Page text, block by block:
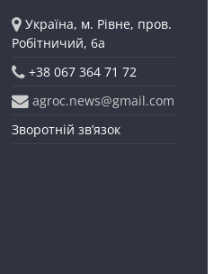
Україна, м. Рівне, пров.
Робітничий, 6а
+38 067 364 71 72
agroc.news@gmail.com
Зворотній зв’язок